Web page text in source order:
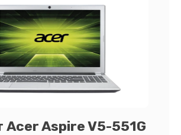
Acer Aspire V5-551G